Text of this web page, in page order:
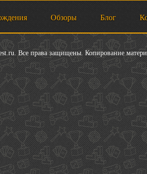
Обзоры Блог
Все права защищены. Копирование